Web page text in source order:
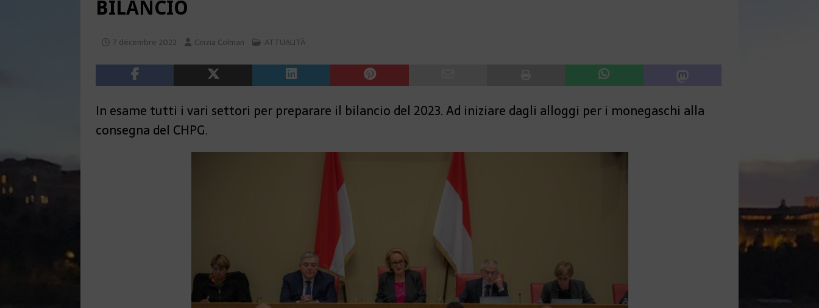
BILANCIO
7 décembre 2022 Cinzia Colman ATTUALITÀ
In esame tutti i vari settori per preparare il bilancio del 2023. Ad iniziare dagli alloggi per i monegaschi alla
consegna del CHPG.